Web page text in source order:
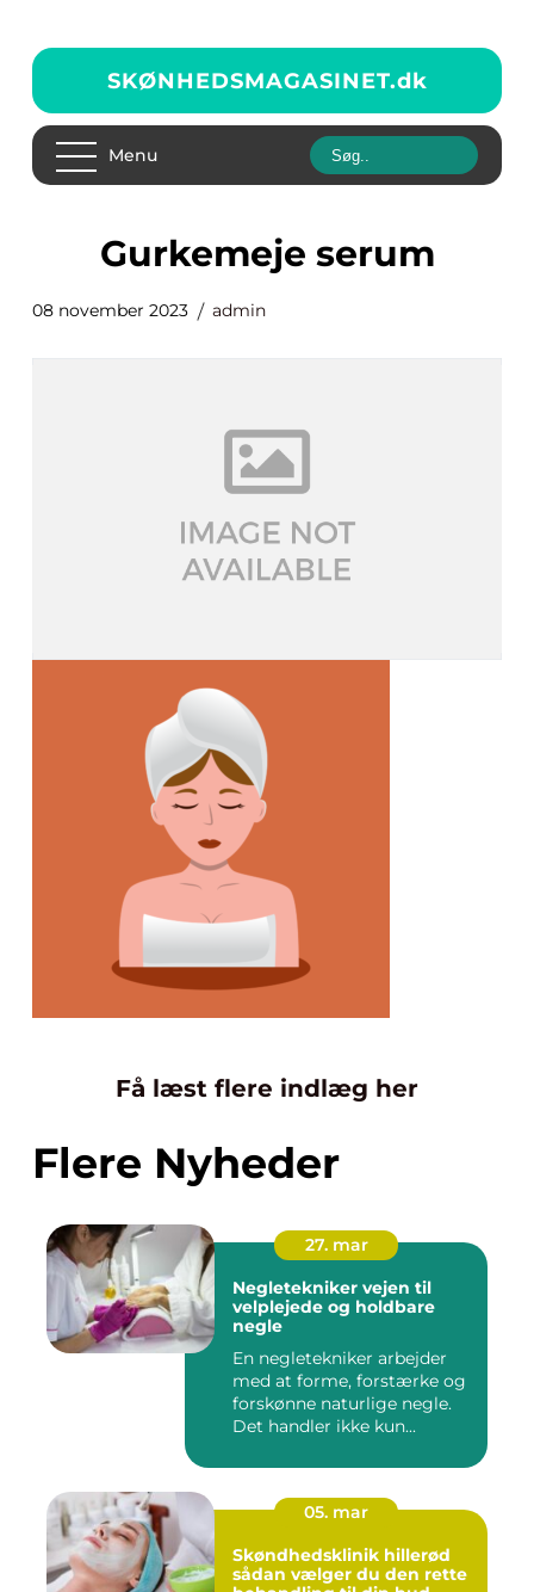
SKØNHEDSMAGASINET.dk
Menu
gurkemeje serum
08 november 2023 admin
Få læst flere indlæg her
Flere Nyheder
27. mar
Negletekniker vejen til
velplejede og holdbare
negle
En negletekniker arbejder
med at forme, forstærke og
forskønne naturlige negle.
Det handler ikke kun...
05. mar
Skøndhedsklinik hillerød
sådan vælger du den rette